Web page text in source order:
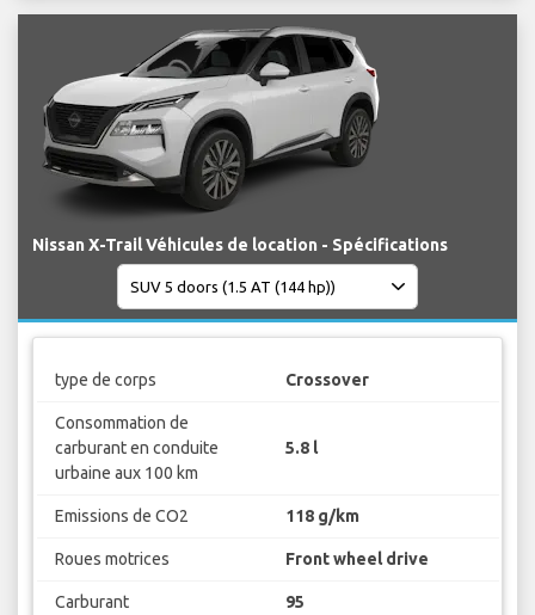
Nissan X-Trail Véhicules de location - Spécifications
type de corps Crossover
Consommation de
carburant en conduite
urbaine aux 100 km
5.8 l
Emissions de CO2 118 g/km
Roues motrices Front wheel drive
Carburant 95